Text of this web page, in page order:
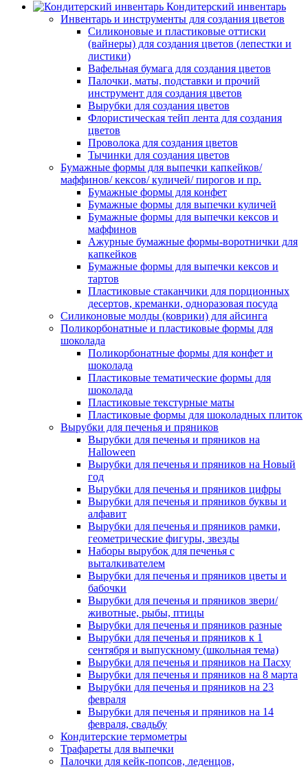
Кондитерский инвентарь
Инвентарь и инструменты для создания цветов
Силиконовые и пластиковые оттиски
(вайнеры) для создания цветов (лепестки и
листики)
Вафельная бумага для создания цветов
Палочки, маты, подставки и прочий
инструмент для создания цветов
Вырубки для создания цветов
Флористическая тейп лента для создания
цветов
Проволока для создания цветов
Тычинки для создания цветов
Бумажные формы для выпечки капкейков/
маффинов/ кексов/ куличей/ пирогов и пр.
Бумажные формы для конфет
Бумажные формы для выпечки куличей
Бумажные формы для выпечки кексов и
маффинов
Ажурные бумажные формы-воротнички для
капкейков
Бумажные формы для выпечки кексов и
тартов
Пластиковые стаканчики для порционных
десертов, креманки, одноразовая посуда
Силиконовые молды (коврики) для айсинга
Поликорбонатные и пластиковые формы для
шоколада
Поликорбонатные формы для конфет и
шоколада
Пластиковые тематические формы для
шоколада
Пластиковые текстурные маты
Пластиковые формы для шоколадных плиток
Вырубки для печенья и пряников
Вырубки для печенья и пряников на
Halloween
Вырубки для печенья и пряников на Новый
год
Вырубки для печенья и пряников цифры
Вырубки для печенья и пряников буквы и
алфавит
Вырубки для печенья и пряников рамки,
геометрические фигуры, звезды
Наборы вырубок для печенья с
выталкивателем
Вырубки для печенья и пряников цветы и
бабочки
Вырубки для печенья и пряников звери/
животные, рыбы, птицы
Вырубки для печенья и пряников разные
Вырубки для печенья и пряников к 1
сентября и выпускному (школьная тема)
Вырубки для печенья и пряников на Пасху
Вырубки для печенья и пряников на 8 марта
Вырубки для печенья и пряников на 23
февраля
Вырубки для печенья и пряников на 14
февраля, свадьбу
Кондитерские термометры
Трафареты для выпечки
Палочки для кейк-попсов, леденцов,